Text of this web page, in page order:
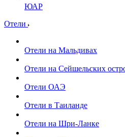
ЮАР
Отели
Отели на Мальдивах
Отели на Сейшельских
Отели ОАЭ
Отели в Таиланде
Отели на Шри-Ланке